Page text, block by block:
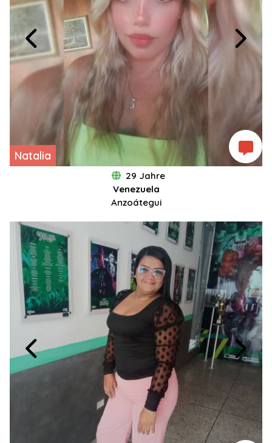
Natalia
29 Jahre
Venezuela
Anzoátegui